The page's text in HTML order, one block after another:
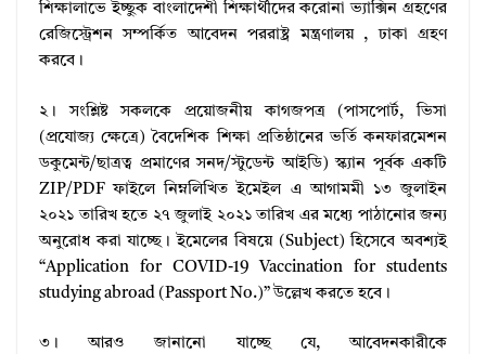
শিক্ষালাভে ইচ্ছুক বাংলাদেশী শিক্ষার্থীদের করোনা ভ্যাক্সিন গ্রহণের
রেজিস্ট্রেশন সম্পর্কিত আবেদন পররাষ্ট্র মন্ত্রণালয় , ঢাকা গ্রহণ
করবে।
২। সংশ্লিষ্ট সকলকে প্রয়োজনীয় কাগজপত্র (পাসপোর্ট, ভিসা
(প্রযোজ্য ক্ষেত্রে) বৈদেশিক শিক্ষা প্রতিষ্ঠানের ভর্তি কনফারমেশন
ডকুমেন্ট/ছাত্রত্ব প্রমাণের সনদ/স্টুডেন্ট আইডি) স্ক্যান পূর্বক একটি
ZIP/PDF ফাইলে নিম্নলিখিত ইমেইল এ আগামমী ১৩ জুলাইন
২০২১ তারিখ হতে ২৭ জুলাই ২০২১ তারিখ এর মধ্যে পাঠানোর জন্য
অনুরোধ করা যাচ্ছে। ইমেলের বিষয়ে (Subject) হিসেবে অবশ্যই
“Application for COVID-19 Vaccination for students
studying abroad (Passport No.)” উল্লেখ করতে হবে।
৩। আরও জানানো যাচ্ছে যে, আবেদনকারীকে